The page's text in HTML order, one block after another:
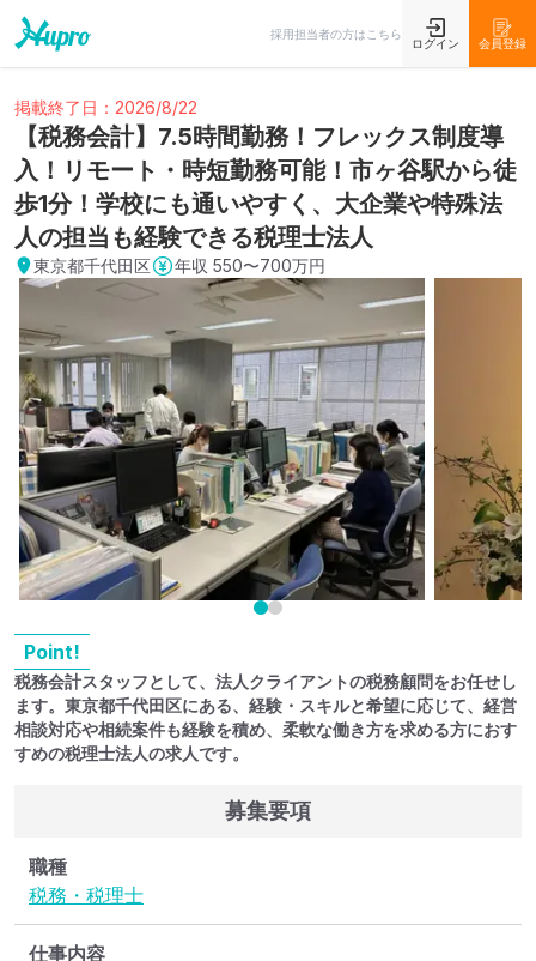
採用担当者の方はこちら
ログイン 会員登録
掲載終了日：2026/8/22
【税務会計】7.5時間勤務！フレックス制度導
入！リモート・時短勤務可能！市ヶ谷駅から徒
歩1分！学校にも通いやすく、大企業や特殊法
人の担当も経験できる税理士法人
東京都千代田区 年収 550〜700万円
Point!
税務会計スタッフとして、法人クライアントの税務顧問をお任せし
ます。東京都千代田区にある、経験・スキルと希望に応じて、経営
相談対応や相続案件も経験を積め、柔軟な働き方を求める方におす
すめの税理士法人の求人です。
募集要項
職種
税務・税理士
仕事内容